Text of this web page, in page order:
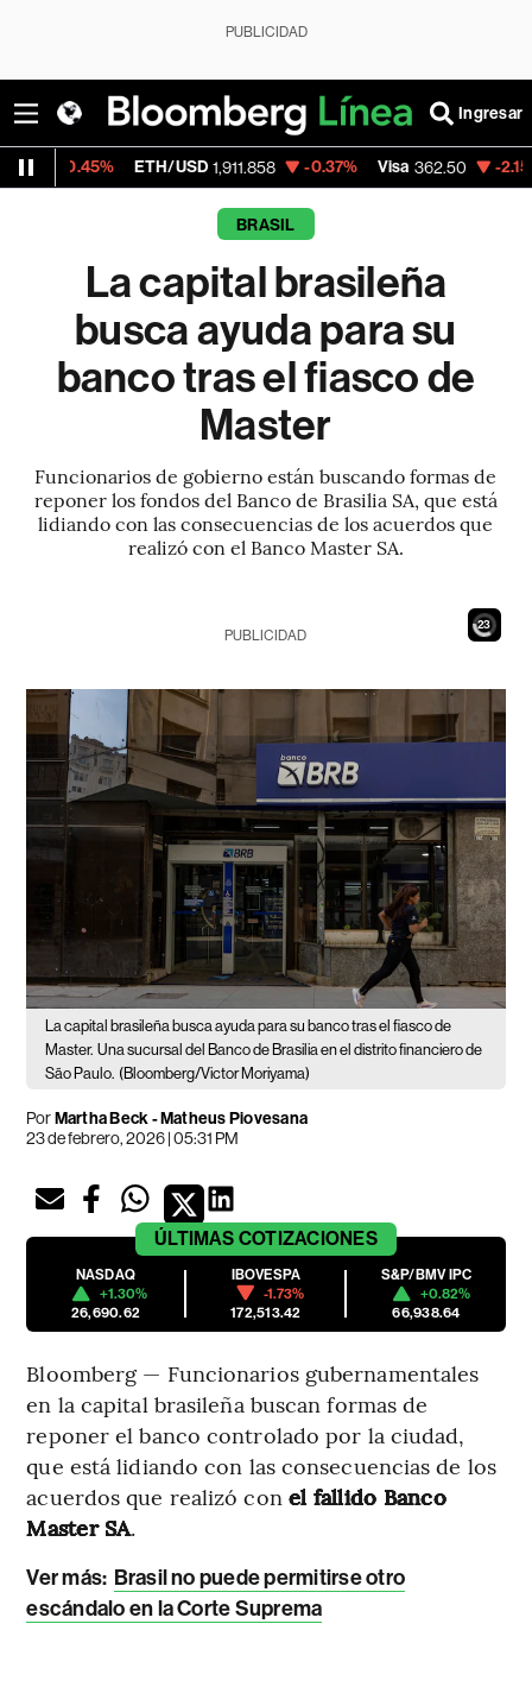
PUBLICIDAD
Ingresar
ETH/USD 1,911.858 -0.37% Visa 362.50 -2.15%
BRASIL
La capital brasileña
busca ayuda para su
banco tras el fiasco de
Master
Funcionarios de gobierno están buscando formas de
reponer los fondos del Banco de Brasilia SA, que está
lidiando con las consecuencias de los acuerdos que
realizó con el Banco Master SA.
21
PUBLICIDAD
La capital brasileña busca ayuda para su banco tras el fiasco de
Master. Una sucursal del Banco de Brasilia en el distrito financiero de
São Paulo. (Bloomberg/Victor Moriyama)
PorMartha Beck - Matheus Piovesana
23 de febrero, 2026 | 05:31 PM
ÚLTIMAS COTIZACIONES
NASDAQ
+1.30%
26,690.62
IBOVESPA
-1.73%
172,513.42
S&P/BMV IPC
+0.82%
66,938.64
Bloomberg — Funcionarios gubernamentales
en la capital brasileña buscan formas de
reponer el banco controlado por la ciudad,
que está lidiando con las consecuencias de los
acuerdos que realizó con el fallido Banco
Master SA.
Ver más: Brasil no puede permitirse otro
escándalo en la Corte Suprema